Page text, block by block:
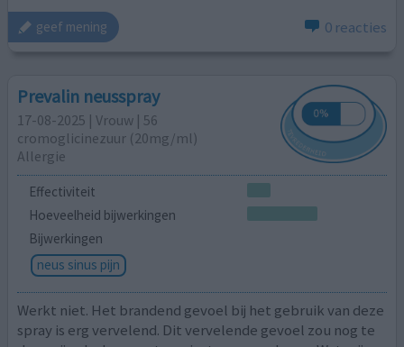
geef mening 0 reacties
Prevalin neusspray
17-08-2025 | Vrouw | 56
cromoglicinezuur (20mg/ml)
Allergie
Effectiviteit
Hoeveelheid bijwerkingen
Bijwerkingen
neus sinus pijn
Werkt niet. Het brandend gevoel bij het gebruik van deze
spray is erg vervelend. Dit vervelende gevoel zou nog te